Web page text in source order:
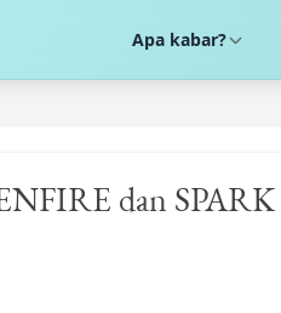
Apa kabar?
dan SPARK